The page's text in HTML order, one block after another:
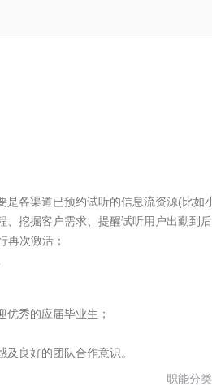
各渠道已预约试听的信息流资源(比
挖掘客户需求、提醒试听用户出勤到
再次激活；
秀的应届毕业生；
良好的团队合作意识。
职能分